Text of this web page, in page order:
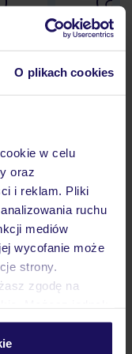
O plikach cookies
w celu
oraz
i reklam. Pliki
ruchu
mediów
wycofanie może
strony.
zgodę na
w zakładkę
30 lat w